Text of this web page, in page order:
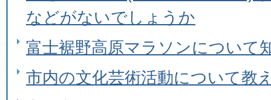
などがないでしょうか
富士裾野高原マラソンについて
市内の文化芸術活動について教